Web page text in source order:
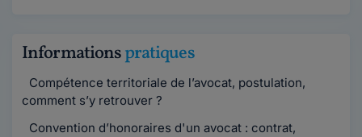
Informationspratiques
Compétence territoriale de l’avocat, postulation,
comment s’y retrouver ?
Convention d’honoraires d'un avocat : contrat,